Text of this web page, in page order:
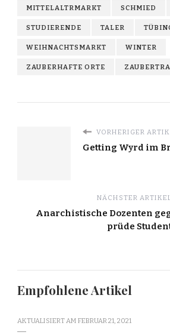
MITTELALTRMARKT SCHMIED
STUDIERENDE TALER
WEIHNACHTSMARKT WINTER
ZAUBERHAFTE ORTE
VORHERIGER
Getting Wyrd im
NÄCHSTER
Anarchistische Dozenten
prüde
Empfohlene Artikel
AKTUALISIERT AM FEBRUAR 21, 2021